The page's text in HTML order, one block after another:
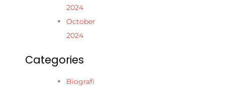
2024
October
2024
Categories
Biografi